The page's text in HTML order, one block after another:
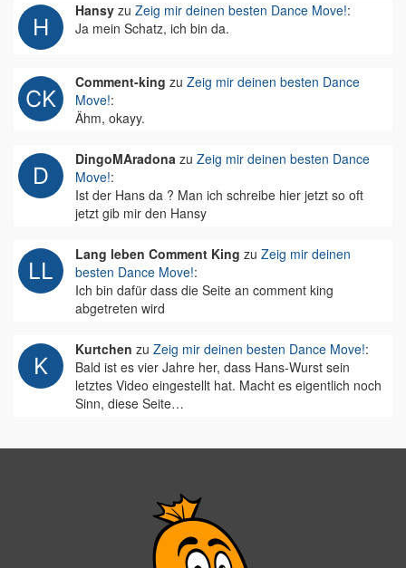
Hansy zu Zeig mir deinen besten Dance Move!:
Ja mein Schatz, ich bin da.
Comment-king zu Zeig mir deinen besten Dance
Move!:
Ähm, okayy.
DingoMAradona zu Zeig mir deinen besten Dance
Move!:
Ist der Hans da ? Man ich schreibe hier jetzt so oft
jetzt gib mir den Hansy
Lang leben Comment King zu Zeig mir deinen
besten Dance Move!:
Ich bin dafür dass die Seite an comment king
abgetreten wird
Kurtchen zu Zeig mir deinen besten Dance Move!:
Bald ist es vier Jahre her, dass Hans-Wurst sein
letztes Video eingestellt hat. Macht es eigentlich noch
Sinn, diese Seite…